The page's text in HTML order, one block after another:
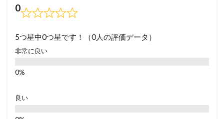
0
5つ星中0つ星です！（0人の評価データ）
非常に良い
良い